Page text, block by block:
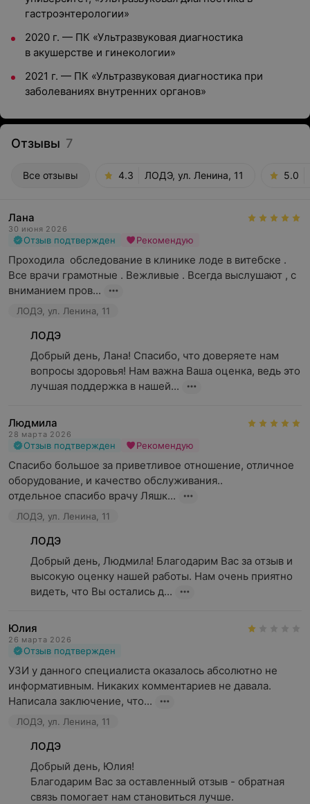
гастроэнтерологии»
2020 г. — ПК «Ультразвуковая диагностика
в акушерстве и гинекологии»
2021 г. — ПК «Ультразвуковая диагностика при
заболеваниях внутренних органов»
Отзывы 7
Все отзывы 4.3 ЛОДЭ, ул. Ленина, 11 5.0
Лана
30 июня 2026
Отзыв подтвержден Рекомендую
Проходила  обследование в клинике лоде в витебске .
Все врачи грамотные . Вежливые . Всегда выслушают , с
вниманием пров...
ЛОДЭ, ул. Ленина, 11
ЛОДЭ
Добрый день, Лана! Спасибо, что доверяете нам
вопросы здоровья! Нам важна Ваша оценка, ведь это
лучшая поддержка в нашей...
Людмила
28 марта 2026
Отзыв подтвержден Рекомендую
Спасибо большое за приветливое отношение, отличное
оборудование, и качество обслуживания..
отдельное спасибо врачу Ляшк...
ЛОДЭ, ул. Ленина, 11
ЛОДЭ
Добрый день, Людмила! Благодарим Вас за отзыв и
высокую оценку нашей работы. Нам очень приятно
видеть, что Вы остались д...
Юлия
26 марта 2026
Отзыв подтвержден
УЗИ у данного специалиста оказалось абсолютно не
информативным. Никаких комментариев не давала.
Написала заключение, что...
ЛОДЭ, ул. Ленина, 11
ЛОДЭ
Добрый день, Юлия!
Благодарим Вас за оставленный отзыв - обратная
связь помогает нам становиться лучше.